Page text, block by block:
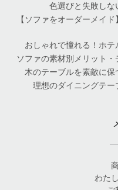
色選びと失敗しな
【ソファをオーダーメイ
おしゃれで憧れる！ホ
ソファの素材別メリット
木のテーブルを素敵に
理想のダイニングテー
わた